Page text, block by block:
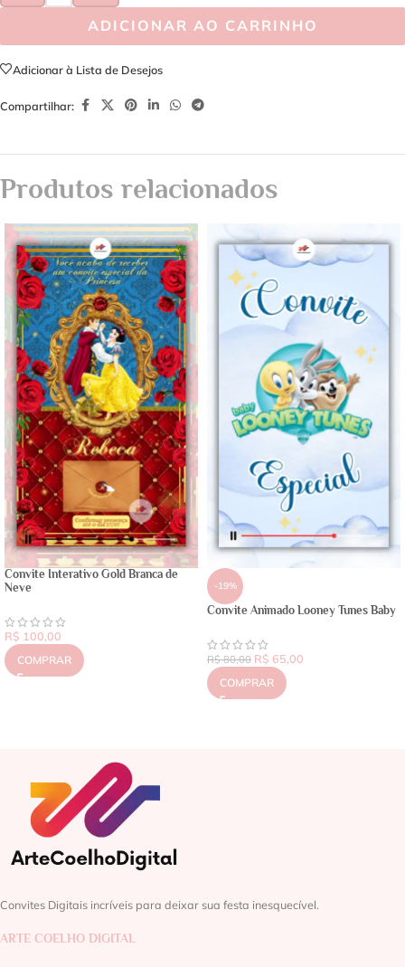
ADICIONAR AO CARRINHO
Adicionar à Lista de Desejos
Compartilhar:
Produtos relacionados
Convite Interativo Gold Branca de
Neve
R$ 100,00
COMPRAR
-19%
Convite Animado Looney Tunes Baby
R$80,00 R$ 65,00
COMPRAR
Convites Digitais incríveis para deixar sua festa inesquecível.
ARTE COELHO DIGITAL